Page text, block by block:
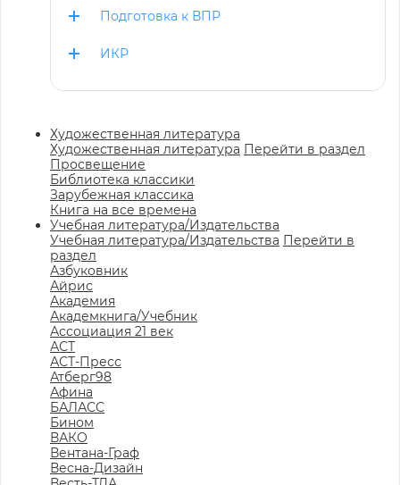
Подготовка к ВПР
ИКР
Художественная литература
Художественная литература Перейти в раздел
Просвещение
Библиотека классики
Зарубежная классика
Книга на все времена
Учебная литература/Издательства
Учебная литература/Издательства Перейти в
раздел
Азбуковник
Айрис
Академия
Академкнига/Учебник
Ассоциация 21 век
АСТ
АСТ-Пресс
Атберг98
Афина
БАЛАСС
Бином
ВАКО
Вентана-Граф
Весна-Дизайн